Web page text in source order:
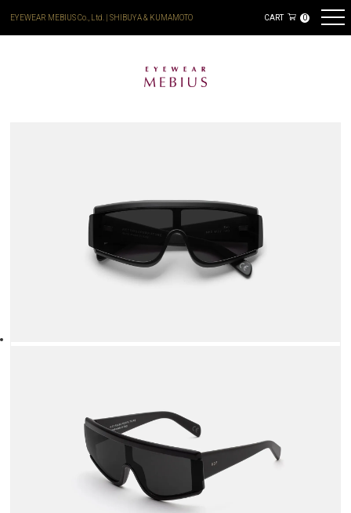
EYEWEAR MEBIUS Co., Ltd. | SHIBUYA & KUMAMOTO CART 0